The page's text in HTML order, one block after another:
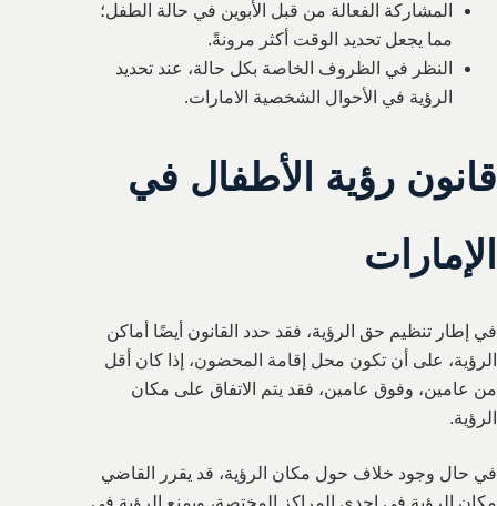
المشاركة الفعالة من قبل الأبوين في حالة الطفل؛
مما يجعل تحديد الوقت أكثر مرونةً.
النظر في الظروف الخاصة بكل حالة، عند تحديد
الرؤية في الأحوال الشخصية الامارات.
قانون رؤية الأطفال في
الإمارات
في إطار تنظيم حق الرؤية، فقد حدد القانون أيضًا أماكن
الرؤية، على أن تكون محل إقامة المحضون، إذا كان أقل
من عامين، وفوق عامين، فقد يتم الاتفاق على مكان
الرؤية.
في حال وجود خلاف حول مكان الرؤية، قد يقرر القاضي
مكان الرؤية في إحدى المراكز المختصة، ويمنع الرؤية في